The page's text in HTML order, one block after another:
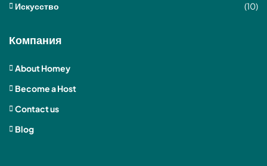
Искусство
(10)
Компания
About Homey
Become a Host
Contact us
Blog